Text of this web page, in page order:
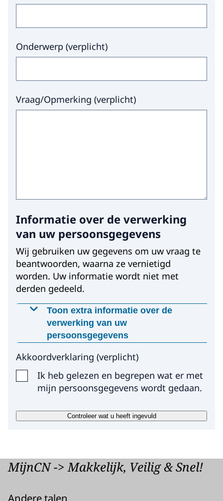
Onderwerp (verplicht)
Vraag/Opmerking (verplicht)
Informatie over de verwerking
van uw persoonsgegevens
Wij gebruiken uw gegevens om uw vraag te
beantwoorden, waarna ze vernietigd
worden. Uw informatie wordt niet met
derden gedeeld.
Toon extra informatie over de
verwerking van uw
persoonsgegevens
gevraagd?
Wij gebruiken uw gegevens, met uw
toestemming, omdat wij anders niet in
Wij gebruiken uw gegevens om uw vraag te
beantwoorden. Uw vraag wordt door onze
gegevens worden niet met derden gedeeld.
Akkoordverklaring (verplicht)
Ik heb gelezen en begrepen wat er met
mijn persoonsgegevens wordt gedaan.
Controleer wat u heeft ingevuld
MijnCN -> Makkelijk, Veilig & Snel!
Andere talen